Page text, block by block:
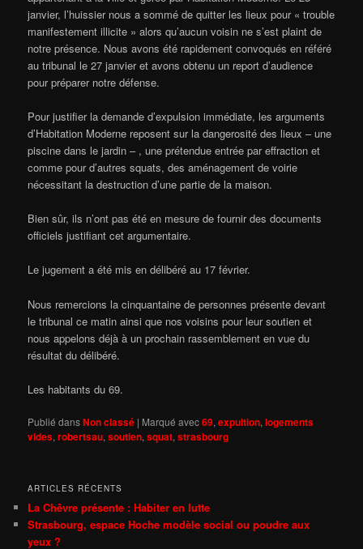
janvier, l’huissier nous a sommé de quitter les lieux pour « trouble
manifestement illicite » alors qu’aucun voisin ne s’est plaint de
notre présence. Nous avons été rapidement convoqués en référé
au tribunal le 27 janvier et avons obtenu un report d’audience
pour préparer notre défense.
Pour justifier la demande d’expulsion immédiate, les arguments
d’Habitation Moderne reposent sur la dangerosité des lieux – une
piscine dans le jardin – , une prétendue entrée par effraction et
comme pour d’autres squats, des aménagement de voirie
nécessitant la destruction d’une partie de la maison.
Bien sûr, ils n’ont pas été en mesure de fournir des documents
officiels justifiant cet argumentaire.
Le jugement a été mis en délibéré au 17 février.
Nous remercions la cinquantaine de personnes présente devant
le tribunal ce matin ainsi que nos voisins pour leur soutien et
nous appelons déjà à un prochain rassemblement en vue du
résultat du délibéré.
Les habitants du 69.
Publié dansNon classé | Marqué avec69,expultion,logements
vides,robertsau,soutien,squat,strasbourg
ARTICLES RÉCENTS
La Chêvre présente : Habiter en lutte
Strasbourg, espace Hoche modèle social ou poudre aux
yeux ?